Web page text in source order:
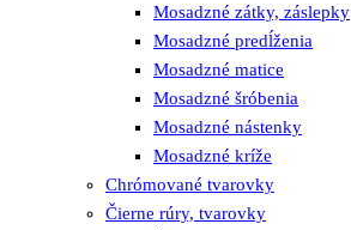
Mosadzné zátky, záslepky
Mosadzné predĺženia
Mosadzné matice
Mosadzné šróbenia
Mosadzné nástenky
Mosadzné kríže
Chrómované tvarovky
Čierne rúry, tvarovky